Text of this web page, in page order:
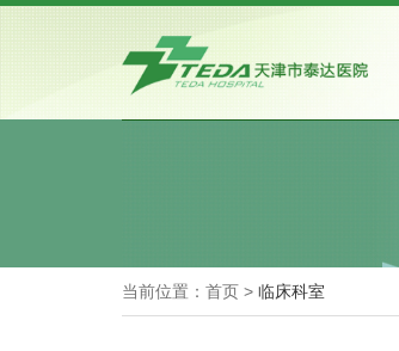
当前位置：首页 > 临床科室